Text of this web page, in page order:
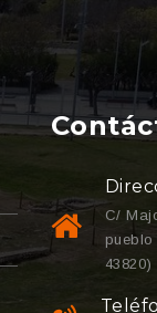
C/
pueblo
43820)